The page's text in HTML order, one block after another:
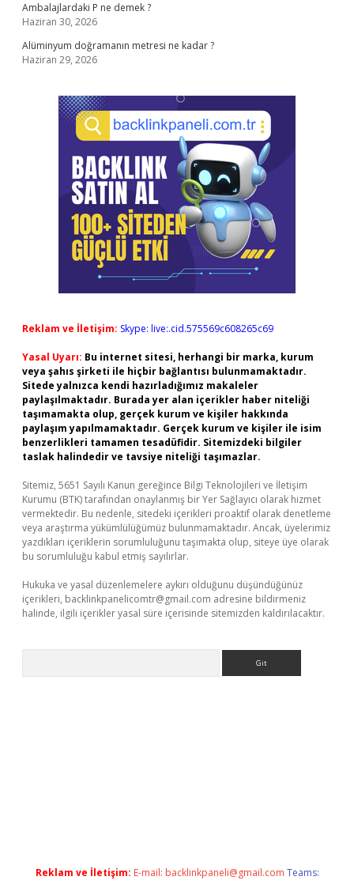
Ambalajlardaki P ne demek ?
Haziran 30, 2026
Alüminyum doğramanın metresi ne kadar ?
Haziran 29, 2026
Reklam ve İletişim: Skype: live:.cid.575569c608265c69
Yasal Uyarı: Bu internet sitesi, herhangi bir marka, kurum
veya şahıs şirketi ile hiçbir bağlantısı bulunmamaktadır.
Sitede yalnızca kendi hazırladığımız makaleler
paylaşılmaktadır. Burada yer alan içerikler haber niteliği
taşımamakta olup, gerçek kurum ve kişiler hakkında
paylaşım yapılmamaktadır. Gerçek kurum ve kişiler ile isim
benzerlikleri tamamen tesadüfidir. Sitemizdeki bilgiler
taslak halindedir ve tavsiye niteliği taşımazlar.
Sitemiz, 5651 Sayılı Kanun gereğince Bilgi Teknolojileri ve İletişim
Kurumu (BTK) tarafından onaylanmış bir Yer Sağlayıcı olarak hizmet
vermektedir. Bu nedenle, sitedeki içerikleri proaktif olarak denetleme
veya araştırma yükümlülüğümüz bulunmamaktadır. Ancak, üyelerimiz
yazdıkları içeriklerin sorumluluğunu taşımakta olup, siteye üye olarak
bu sorumluluğu kabul etmiş sayılırlar.
Hukuka ve yasal düzenlemelere aykırı olduğunu düşündüğünüz
içerikleri, backlinkpanelicomtr@gmail.com adresine bildirmeniz
halinde, ilgili içerikler yasal süre içerisinde sitemizden kaldırılacaktır.
Reklam ve İletişim: E-mail: backlinkpaneli@gmail.com Teams: